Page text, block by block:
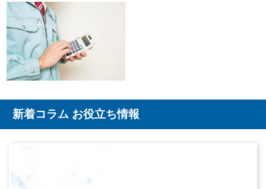
新着コラム お役立ち情報